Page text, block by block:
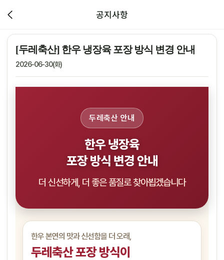
공지사항
[두레축산] 한우 냉장육 포장 방식 변경 안내
2026-06-30(화)
두레축산 안내
한우 냉장육
포장 방식 변경 안내
더 신선하게, 더 좋은 품질로 찾아뵙겠습니다
한우 본연의 맛과 신선함을 더 오래,
두레축산 포장 방식이